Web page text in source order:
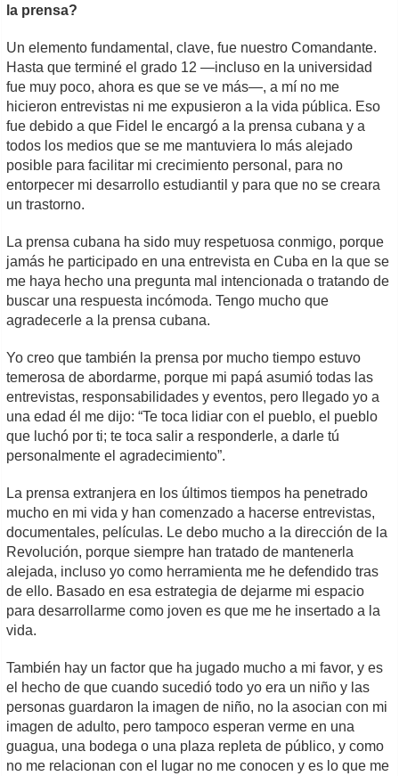
la prensa?
Un elemento fundamental, clave, fue nuestro Comandante.
Hasta que terminé el grado 12 —incluso en la universidad
fue muy poco, ahora es que se ve más—, a mí no me
hicieron entrevistas ni me expusieron a la vida pública. Eso
fue debido a que Fidel le encargó a la prensa cubana y a
todos los medios que se me mantuviera lo más alejado
posible para facilitar mi crecimiento personal, para no
entorpecer mi desarrollo estudiantil y para que no se creara
un trastorno.
La prensa cubana ha sido muy respetuosa conmigo, porque
jamás he participado en una entrevista en Cuba en la que se
me haya hecho una pregunta mal intencionada o tratando de
buscar una respuesta incómoda. Tengo mucho que
agradecerle a la prensa cubana.
Yo creo que también la prensa por mucho tiempo estuvo
temerosa de abordarme, porque mi papá asumió todas las
entrevistas, responsabilidades y eventos, pero llegado yo a
una edad él me dijo: “Te toca lidiar con el pueblo, el pueblo
que luchó por ti; te toca salir a responderle, a darle tú
personalmente el agradecimiento”.
La prensa extranjera en los últimos tiempos ha penetrado
mucho en mi vida y han comenzado a hacerse entrevistas,
documentales, películas. Le debo mucho a la dirección de la
Revolución, porque siempre han tratado de mantenerla
alejada, incluso yo como herramienta me he defendido tras
de ello. Basado en esa estrategia de dejarme mi espacio
para desarrollarme como joven es que me he insertado a la
vida.
También hay un factor que ha jugado mucho a mi favor, y es
el hecho de que cuando sucedió todo yo era un niño y las
personas guardaron la imagen de niño, no la asocian con mi
imagen de adulto, pero tampoco esperan verme en una
guagua, una bodega o una plaza repleta de público, y como
no me relacionan con el lugar no me conocen y es lo que me